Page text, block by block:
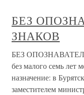
БЕЗ
ЗНАКОВ
БЕЗ
без малого семь лет
назначение: в
заместителем